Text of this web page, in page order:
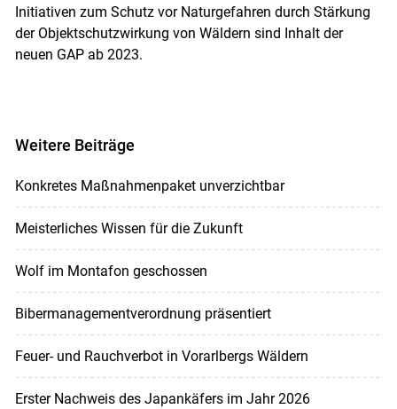
Initiativen zum Schutz vor Naturgefahren durch Stärkung
der Objektschutzwirkung von Wäldern sind Inhalt der
neuen GAP ab 2023.
Weitere Beiträge
Konkretes Maßnahmenpaket unverzichtbar
Meisterliches Wissen für die Zukunft
Wolf im Montafon geschossen
Bibermanagementverordnung präsentiert
Feuer- und Rauchverbot in Vorarlbergs Wäldern
Erster Nachweis des Japankäfers im Jahr 2026